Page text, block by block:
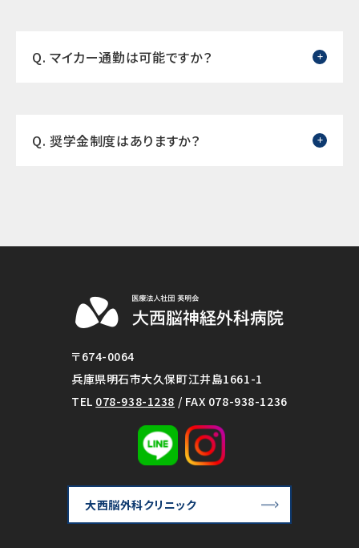
Q. マイカー通勤は可能ですか？
Q. 奨学金制度はありますか？
〒674-0064
兵庫県明石市大久保町江井島1661-1
TEL 078-938-1238 / FAX 078-938-1236
大西脳外科クリニック